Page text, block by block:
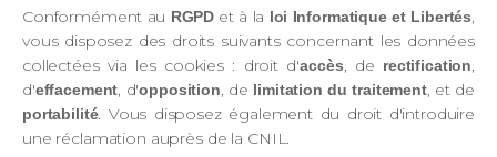
Conformément au RGPD et à la loi Informatique et Libertés,
vous disposez des droits suivants concernant les données
collectées via les cookies : droit d'accès, de rectification,
d'effacement, d'opposition, de limitation du traitement, et de
portabilité. Vous disposez également du droit d'introduire
une réclamation auprès de la CNIL.